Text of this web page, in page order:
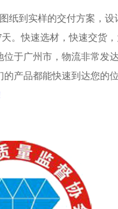
纸到实样的交付方案，设
。快速选材，快速交货
于广州市，物流非常发
的产品都能快速到达您的